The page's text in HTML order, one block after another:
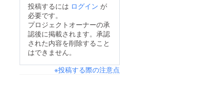
立ち、緊張をしながら
も楽しく踊ることがで
きました。日本舞踊の
舞台は、顔師、床山、
衣装、大道具、小道
具、地方とたくさんの
投稿するには ログイン が
必要です。
プロジェクトオーナーの承
認後に掲載されます。承認
された内容を削除すること
はできません。
※投稿する際の注意点